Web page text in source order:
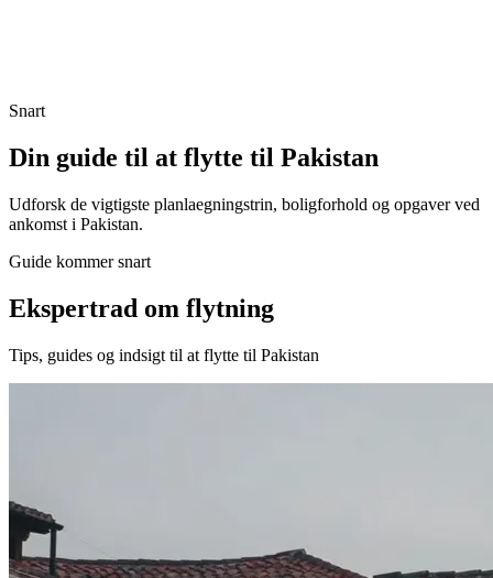
Snart
Din guide til at flytte til Pakistan
Udforsk de vigtigste planlaegningstrin, boligforhold og opgaver ved
ankomst i Pakistan.
Guide kommer snart
Ekspertrad om flytning
Tips, guides og indsigt til at flytte til Pakistan